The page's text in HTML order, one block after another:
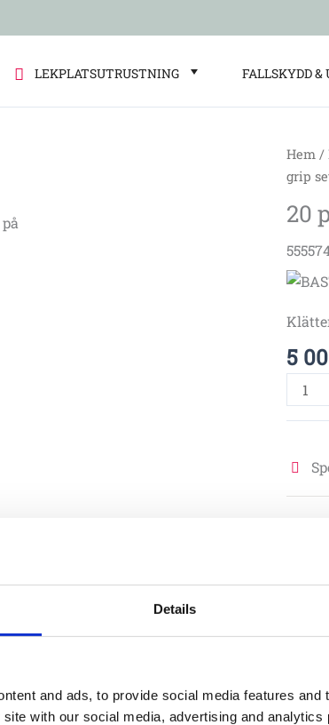
Details
and ads, to provide social media features
with our social media, advertising and
LEKPLATSUTRUSTNING FALLSKYDD &
Hem /
grip
20
5
20
grip
GFRP
Läs